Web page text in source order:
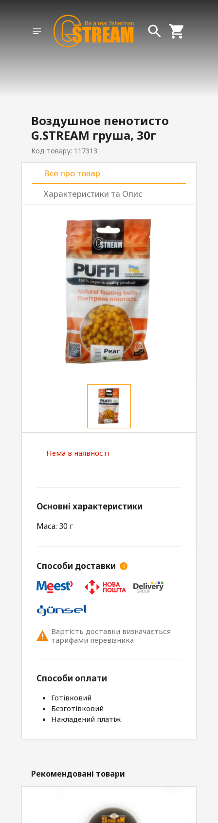
Воздушное пенотисто
G.STREAM груша, 30г
Код товару: 117313
Все про товар
Характеристики та Опис
Нема в наявності
Основні характеристики
Маса: 30 г
Способи доставки i
Вартість доставки визначається
тарифами перевізника
Способи оплати
Готівковий
Безготівковий
Накладений платіж
Рекомендовані товари